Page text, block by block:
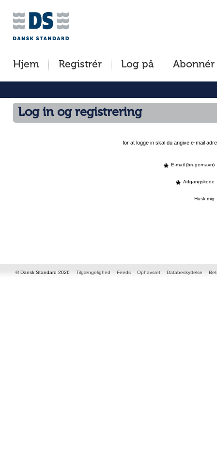
Jump
[s]Hjem Registrér Log på Abonnér
Log in og registrering
for at logge in skal du angive e-mail
* E-mail (brugernavn)
* Adgangskode
Husk mig
© Dansk Standard 2026 Tilgængelighed Feeds Ophavsret Databeskyttelse